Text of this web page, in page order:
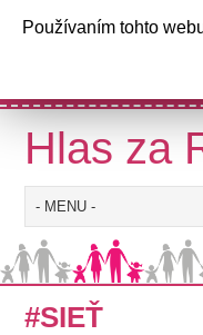
Výzva
Hlas za
#SIEŤ
Používaním tohto